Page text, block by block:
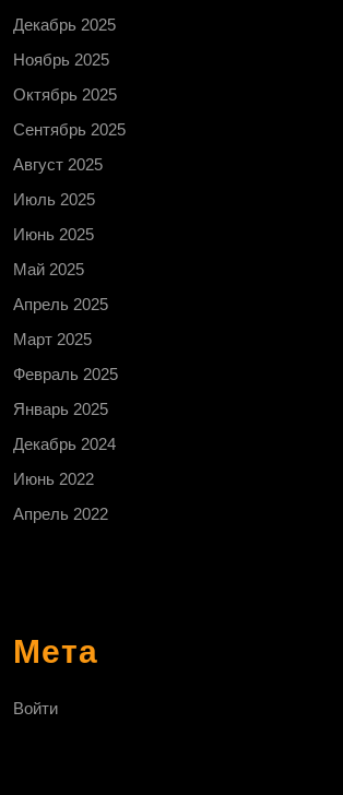
Декабрь 2025
Ноябрь 2025
Октябрь 2025
Сентябрь 2025
Август 2025
Июль 2025
Июнь 2025
Май 2025
Апрель 2025
Март 2025
Февраль 2025
Январь 2025
Декабрь 2024
Июнь 2022
Апрель 2022
Мета
Войти